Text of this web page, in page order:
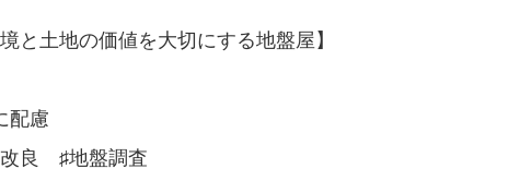
と土地の価値を大切にする地盤屋】
配慮
良 ♯地盤調査